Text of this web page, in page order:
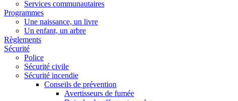
Services communautaires
Programmes
Une naissance, un livre
Un enfant, un arbre
Règlements
Sécurité
Police
Sécurité civile
Sécurité incendie
Conseils de prévention
Avertisseurs de fumée